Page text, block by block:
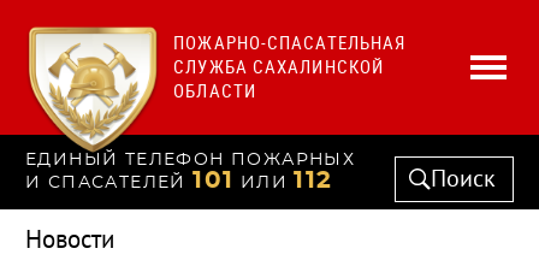
ПОЖАРНО-СПАСАТЕЛЬНАЯ
СЛУЖБА САХАЛИНСКОЙ
ОБЛАСТИ
ЕДИНЫЙ ТЕЛЕФОН ПОЖАРНЫХ
И СПАСАТЕЛЕЙ 101 ИЛИ 112 Поиск
Новости